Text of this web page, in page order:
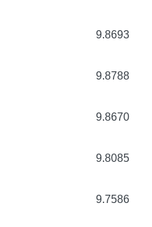
9.8693
9.8788
9.8670
9.8085
9.7586